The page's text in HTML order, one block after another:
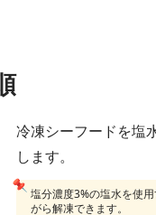
冷凍シーフードを塩
します。
塩分濃度3%の塩水を使
がら解凍できます。
📌